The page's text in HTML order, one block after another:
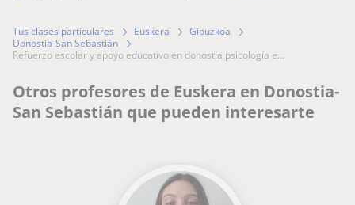
Tus clases particulares Euskera
Gipuzkoa
Donostia-San Sebastián
refuerzo escolar y apoyo educativo en donostia psicología e...
Otros profesores de Euskera en Donostia-
San Sebastián que pueden interesarte